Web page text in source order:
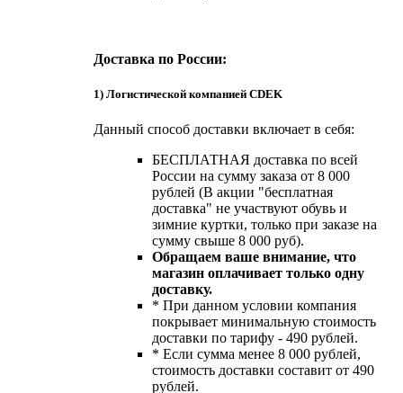
Доставка по России:
1) Логистической компанией CDEK
Данный способ доставки включает в себя:
БЕСПЛАТНАЯ доставка по всей
России на сумму заказа от 8 000
рублей (В акции "бесплатная
доставка" не участвуют обувь и
зимние куртки, только при заказе на
сумму свыше 8 000 руб).
Обращаем ваше внимание, что
магазин оплачивает только одну
доставку.
* При данном условии компания
покрывает минимальную стоимость
доставки по тарифу - 490 рублей.
* Если сумма менее 8 000 рублей,
стоимость доставки составит от 490
рублей.